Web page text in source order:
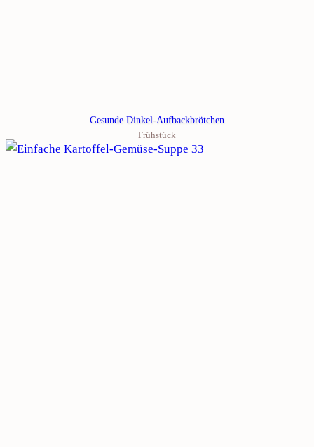
Gesunde Dinkel-Aufbackbrötchen
Frühstück